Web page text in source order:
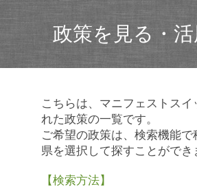
政策を見る・
こちらは、マニフェストスイ
れた政策の一覧です。
ご希望の政策は、検索機能で
県を選択して探すことができ
【検索方法】